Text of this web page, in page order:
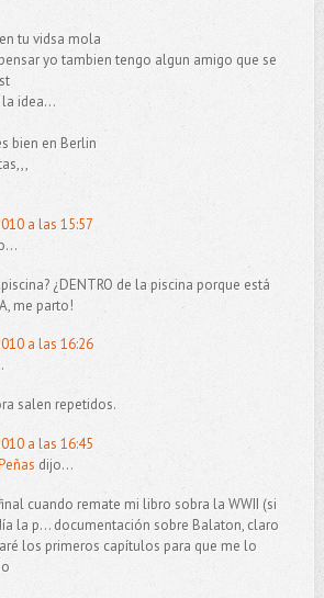
tu vidsa mola
yo tambien tengo algun amigo que se
idea...
bien en Berlin
a las 15:57
¿DENTRO de la piscina porque está
me parto!
a las 16:26
salen repetidos.
a las 16:45
dijo...
cuando remate mi libro sobra la WWII (si
la p… documentación sobre Balaton, claro
los primeros capítulos para que me lo